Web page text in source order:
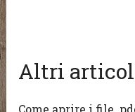
Altri
Come aprire i file